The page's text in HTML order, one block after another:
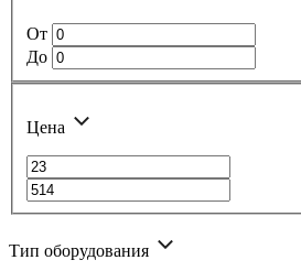
От
До
Цена
Тип оборудования